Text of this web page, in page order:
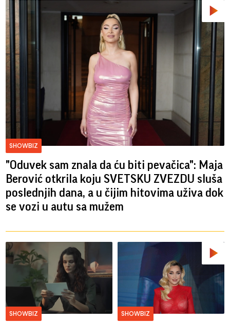
SHOWBIZ
"Oduvek sam znala da ću biti pevačica": Maja
Berović otkrila koju SVETSKU ZVEZDU sluša
poslednjih dana, a u čijim hitovima uživa dok
se vozi u autu sa mužem
SHOWBIZ SHOWBIZ